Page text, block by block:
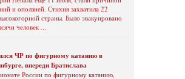
и оползней. Стихия захватила 22
страны. Было эвакуировано
человек ...
ЧР по фигурному катанию в
впереди Братислава
России по фигурному катанию,